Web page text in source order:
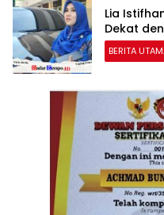
Lia
Dekat
BERITA